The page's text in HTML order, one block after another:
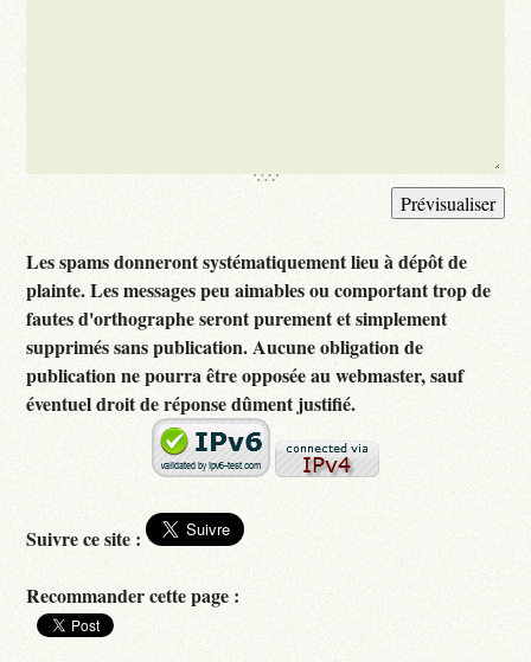
Les spams donneront systématiquement lieu à dépôt de
plainte. Les messages peu aimables ou comportant trop de
fautes d'orthographe seront purement et simplement
supprimés sans publication. Aucune obligation de
publication ne pourra être opposée au webmaster, sauf
éventuel droit de réponse dûment justifié.
Suivre ce site :
Recommander cette page :